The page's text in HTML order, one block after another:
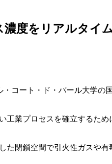
度をリアルタイ
コート・ド・パール大学
業プロセスを確立するた
た閉鎖空間で引火性ガスや